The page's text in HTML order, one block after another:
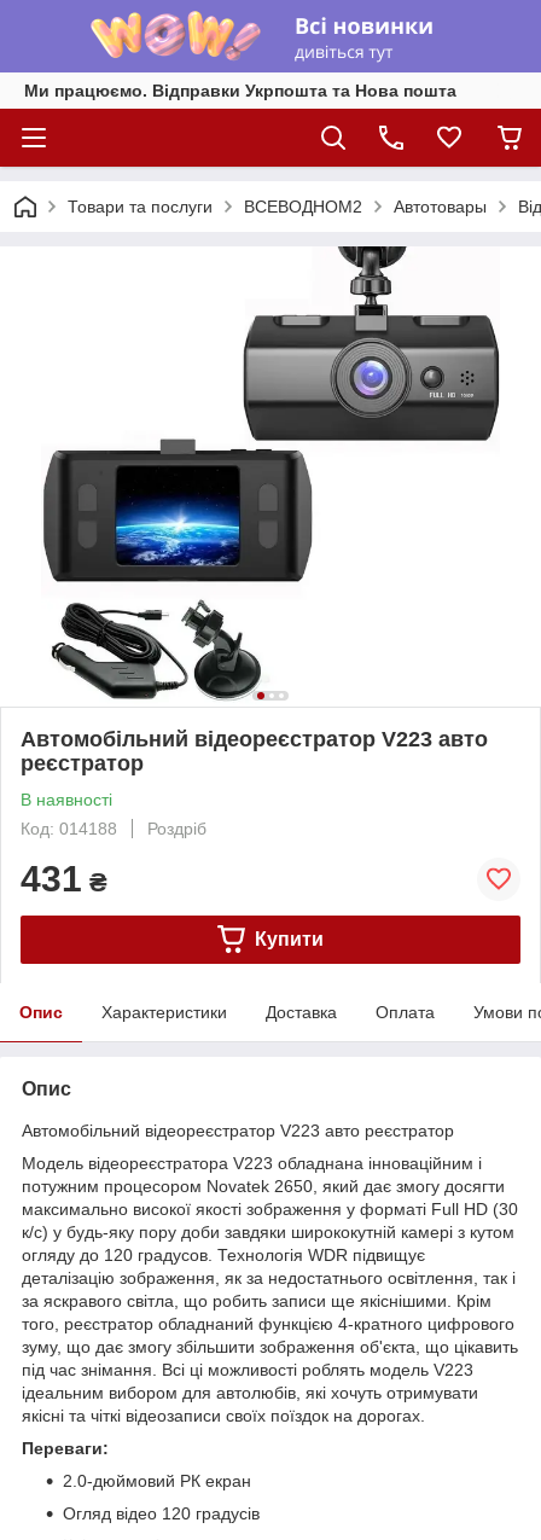
Ми працюємо. Відправки Укрпошта та Нова пошта
Товари та послуги ВСЕВОДНОМ2 Автотовары
Автомобільний відеореєстратор V223 авто
реєстратор
В наявності
Код: 014188
Роздріб
431 ₴
Купити
Опис Характеристики Доставка Оплата Умови
Опис
Автомобільний відеореєстратор V223 авто реєстратор
Модель відеореєстратора V223 обладнана інноваційним і
потужним процесором Novatek 2650, який дає змогу досягти
максимально високої якості зображення у форматі Full HD (30
к/с) у будь-яку пору доби завдяки ширококутній камері з кутом
огляду до 120 градусов. Технологія WDR підвищує
деталізацію зображення, як за недостатнього освітлення, так і
за яскравого світла, що робить записи ще якіснішими. Крім
того, реєстратор обладнаний функцією 4-кратного цифрового
зуму, що дає змогу збільшити зображення об'єкта, що цікавить
під час знімання. Всі ці можливості роблять модель V223
ідеальним вибором для автолюбів, які хочуть отримувати
якісні та чіткі відеозаписи своїх поїздок на дорогах.
Переваги:
2.0-дюймовий РК екран
Огляд відео 120 градусів